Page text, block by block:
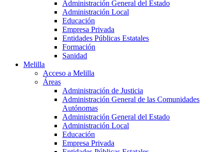
Administración General del Estado
Administración Local
Educación
Empresa Privada
Entidades Públicas Estatales
Formación
Sanidad
Melilla
Acceso a Melilla
Áreas
Administración de Justicia
Administración General de las Comunidades
Autónomas
Administración General del Estado
Administración Local
Educación
Empresa Privada